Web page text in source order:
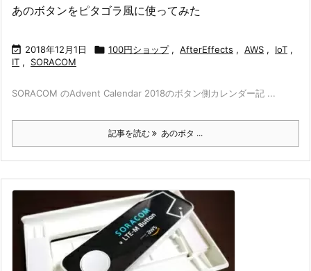
あのボタンをピタゴラ風に使ってみた
 2018年12月1日  100円ショップ , AfterEffects , AWS , IoT ,
IT , SORACOM
SORACOM のAdvent Calendar 2018のボタン側カレンダー記 ...
記事を読む あのボタ ...